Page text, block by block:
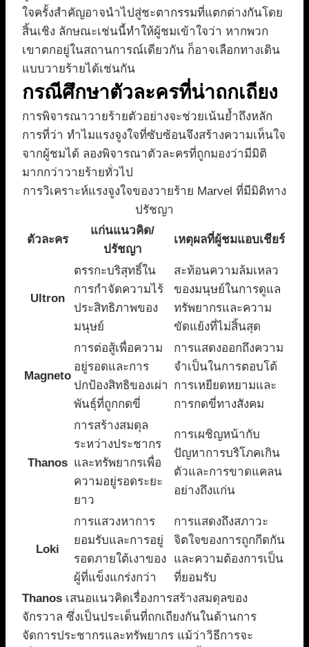
ใจครั้งสำคัญอาจนำไปสู่ชะตากรรมที่แตกต่างกันโดย
สิ้นเชิง ลักษณะเช่นนี้ทำให้ผู้ชมเข้าใจว่า หากพวก
เขาตกอยู่ในสถานการณ์เดียวกัน ก็อาจเลือกทางเดิน
แบบวายร้ายได้เช่นกัน
กรณีศึกษาตัวละครที่น่าถกเถียง
การพิจารณาวายร้ายตัวอย่างจะช่วยเน้นย้ำถึงหลัก
การที่ว่า ทำไมแรงจูงใจที่ซับซ้อนจึงสร้างความเห็นใจ
จากผู้ชมได้ ลองพิจารณาตัวละครที่ถูกมองว่ามีมิติ
มากกว่าวายร้ายทั่วไป
การวิเคราะห์แรงจูงใจของวายร้าย Marvel ที่มีมิติทาง
ปรัชญา
ตัวละคร
แก่นแนวคิด/
ปรัชญา
เหตุผลที่ผู้ชมแอบเชียร์
Ultron
ตรรกะบริสุทธิ์ใน
การกำจัดความไร้
ประสิทธิภาพของ
มนุษย์
สะท้อนความล้มเหลว
ของมนุษย์ในการดูแล
ทรัพยากรและความ
ขัดแย้งที่ไม่สิ้นสุด
Magneto
การต่อสู้เพื่อความ
อยู่รอดและการ
ปกป้องสิทธิของเผ่า
พันธุ์ที่ถูกกดขี่
การแสดงออกถึงความ
จำเป็นในการตอบโต้
การเหยียดหยามและ
การกดขี่ทางสังคม
Thanos
การสร้างสมดุล
ระหว่างประชากร
และทรัพยากรเพื่อ
ความอยู่รอดระยะ
ยาว
การเผชิญหน้ากับ
ปัญหาการบริโภคเกิน
ตัวและการขาดแคลน
อย่างถึงแก่น
Loki
การแสวงหาการ
ยอมรับและการอยู่
รอดภายใต้เงาของ
ผู้ที่แข็งแกร่งกว่า
การแสดงถึงสภาวะ
จิตใจของการถูกกีดกัน
และความต้องการเป็น
ที่ยอมรับ
Thanos เสนอแนวคิดเรื่องการสร้างสมดุลของ
จักรวาล ซึ่งเป็นประเด็นที่ถกเถียงกันในด้านการ
จัดการประชากรและทรัพยากร แม้ว่าวิธีการจะ